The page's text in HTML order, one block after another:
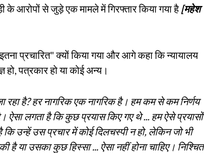
के आरोपों से जुड़े एक मामले में गिरफ्तार किया गया है [महेश
प्रचारित" क्यों किया गया और आगे कहा कि न्यायालय
हो, पत्रकार हो या कोई अन्य।
रहा है? हर नागरिक एक नागरिक है। हम कम से कम निर्णय
ऐसा लगता है कि कुछ प्रयास किए गए थे ... हम ऐसे प्रयासों
उन्हें उस प्रचार में कोई दिलचस्पी न हो, लेकिन जो भी
है या उसका कुछ हिस्सा ... ऐसा नहीं होना चाहिए। निश्चित